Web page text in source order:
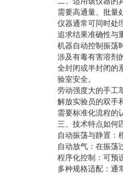
需要高通量、批量
仪器通常可同时处
追求结果准确性与
机器自动控制振荡
涉及有毒有害溶剂
全封闭或半封闭的
验室安全。
劳动强度大的手工
解放实验员的双手
需要标准化流程的
三、技术特点如何
自动振荡与静置：
自动放气：在振荡
程序化控制：可预
多种规格适配：通